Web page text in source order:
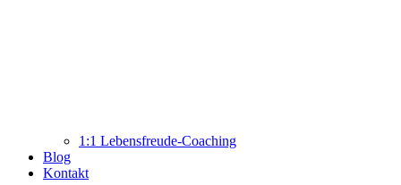
1:1 Lebensfreude-Coaching
Blog
Kontakt